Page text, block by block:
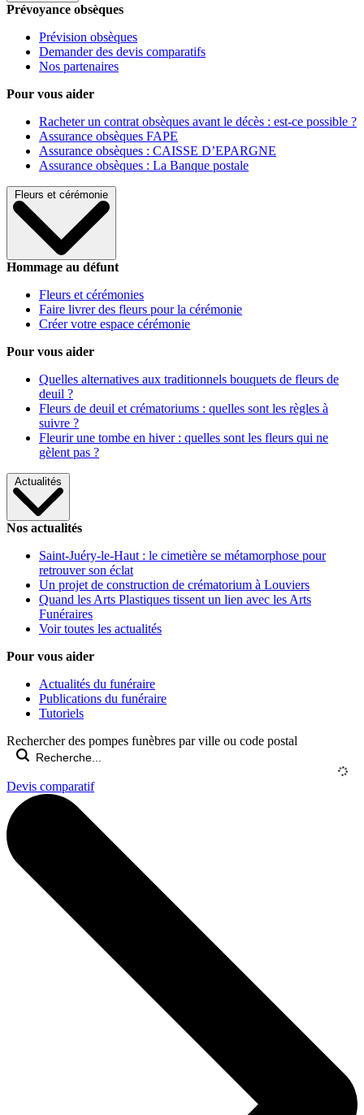
Prévoyance obsèques
Prévision obsèques
Demander des devis comparatifs
Nos partenaires
Pour vous aider
Racheter un contrat obsèques avant le décès : est-ce possible ?
Assurance obsèques FAPE
Assurance obsèques : CAISSE D’EPARGNE
Assurance obsèques : La Banque postale
Fleurs et cérémonie
Hommage au défunt
Fleurs et cérémonies
Faire livrer des fleurs pour la cérémonie
Créer votre espace cérémonie
Pour vous aider
Quelles alternatives aux traditionnels bouquets de fleurs de
deuil ?
Fleurs de deuil et crématoriums : quelles sont les règles à
suivre ?
Fleurir une tombe en hiver : quelles sont les fleurs qui ne
gèlent pas ?
Actualités
Nos actualités
Saint-Juéry-le-Haut : le cimetière se métamorphose pour
retrouver son éclat
Un projet de construction de crématorium à Louviers
Quand les Arts Plastiques tissent un lien avec les Arts
Funéraires
Voir toutes les actualités
Pour vous aider
Actualités du funéraire
Publications du funéraire
Tutoriels
Rechercher des pompes funèbres par ville ou code postal
Devis comparatif